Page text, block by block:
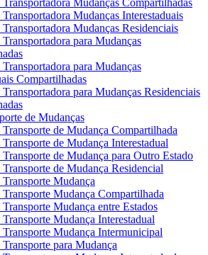
Transportadora Mudanças Compartilhadas
Mudanças Interestaduais
Mudanças Residenciais
para Mudanças
para Mudanças
Compartilhadas
para Mudanças Residenciais
de Mudanças
Transporte de Mudança Compartilhada
de Mudança Interestadual
Transporte de Mudança para Outro Estado
de Mudança Residencial
Mudança
Transporte Mudança Compartilhada
Mudança entre Estados
Mudança Interestadual
Transporte Mudança Intermunicipal
para Mudança